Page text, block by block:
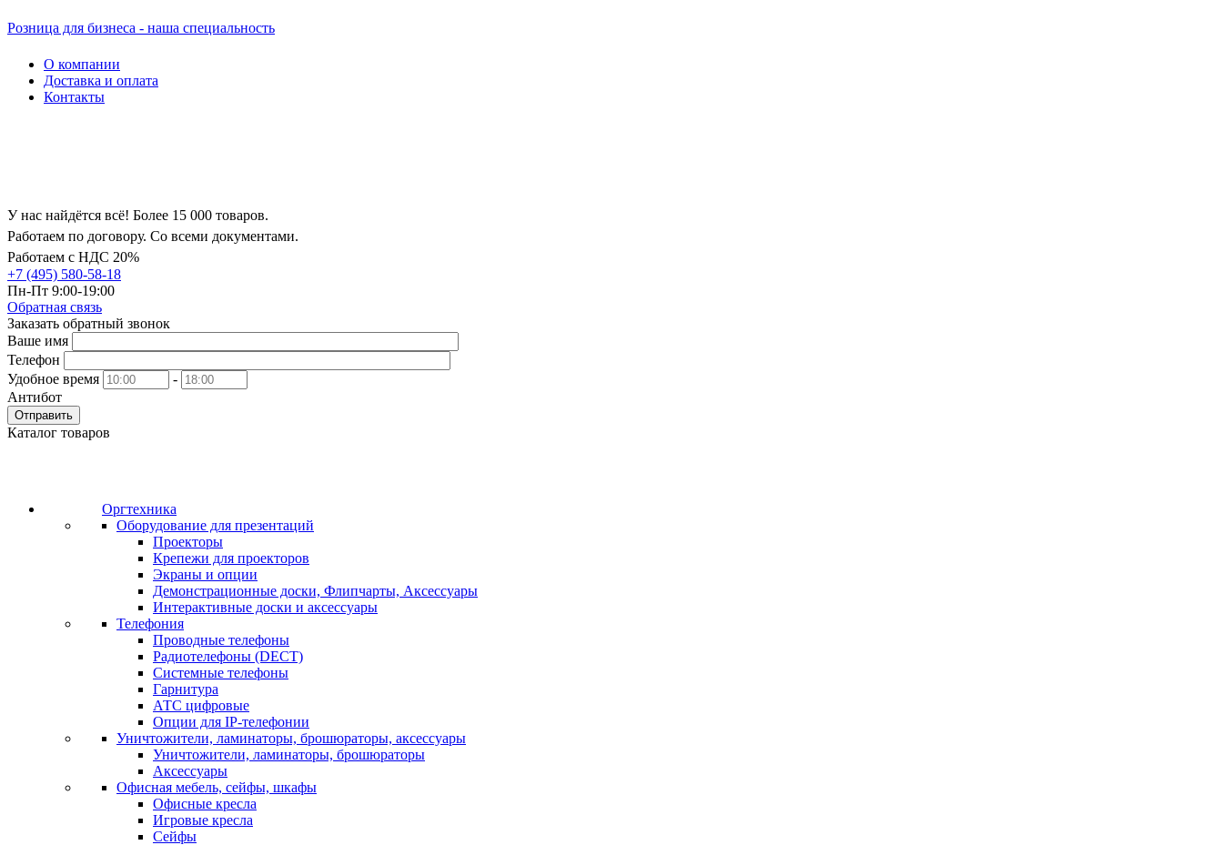
Розница для бизнеса - наша специальность
О компании
Доставка и оплата
Контакты
У нас найдётся всё! Более 15 000 товаров.
Работаем по договору. Со всеми документами.
Работаем с НДС 20%
+7 (495) 580-58-18
Пн-Пт 9:00-19:00
Обратная связь
Заказать обратный звонок
Ваше имя
Телефон
Удобное время
-
Антибот
Отправить
Каталог товаров
Оргтехника
Оборудование для презентаций
Проекторы
Крепежи для проекторов
Экраны и опции
Демонстрационные доски, Флипчарты, Аксессуары
Интерактивные доски и аксессуары
Телефония
Проводные телефоны
Радиотелефоны (DECT)
Системные телефоны
Гарнитура
АТС цифровые
Опции для IP-телефонии
Уничтожители, ламинаторы, брошюраторы, аксессуары
Уничтожители, ламинаторы, брошюраторы
Аксессуары
Офисная мебель, сейфы, шкафы
Офисные кресла
Игровые кресла
Сейфы